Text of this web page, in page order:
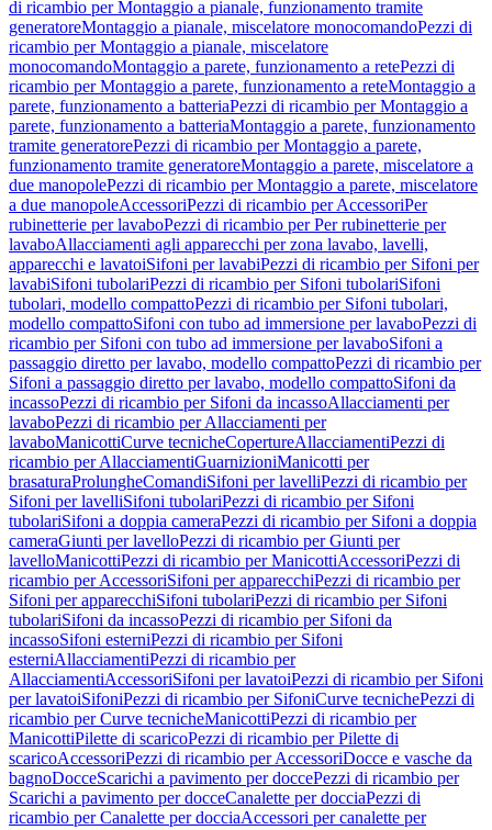
di ricambio per Montaggio a pianale, funzionamento tramite
generatoreMontaggio a pianale, miscelatore monocomandoPezzi di
ricambio per Montaggio a pianale, miscelatore
monocomandoMontaggio a parete, funzionamento a retePezzi di
ricambio per Montaggio a parete, funzionamento a reteMontaggio a
parete, funzionamento a batteriaPezzi di ricambio per Montaggio a
parete, funzionamento a batteriaMontaggio a parete, funzionamento
tramite generatorePezzi di ricambio per Montaggio a parete,
funzionamento tramite generatoreMontaggio a parete, miscelatore a
due manopolePezzi di ricambio per Montaggio a parete, miscelatore
a due manopoleAccessoriPezzi di ricambio per AccessoriPer
rubinetterie per lavaboPezzi di ricambio per Per rubinetterie per
lavaboAllacciamenti agli apparecchi per zona lavabo, lavelli,
apparecchi e lavatoiSifoni per lavabiPezzi di ricambio per Sifoni per
lavabiSifoni tubolariPezzi di ricambio per Sifoni tubolariSifoni
tubolari, modello compattoPezzi di ricambio per Sifoni tubolari,
modello compattoSifoni con tubo ad immersione per lavaboPezzi di
ricambio per Sifoni con tubo ad immersione per lavaboSifoni a
passaggio diretto per lavabo, modello compattoPezzi di ricambio per
Sifoni a passaggio diretto per lavabo, modello compattoSifoni da
incassoPezzi di ricambio per Sifoni da incassoAllacciamenti per
lavaboPezzi di ricambio per Allacciamenti per
lavaboManicottiCurve tecnicheCopertureAllacciamentiPezzi di
ricambio per AllacciamentiGuarnizioniManicotti per
brasaturaProlungheComandiSifoni per lavelliPezzi di ricambio per
Sifoni per lavelliSifoni tubolariPezzi di ricambio per Sifoni
tubolariSifoni a doppia cameraPezzi di ricambio per Sifoni a doppia
cameraGiunti per lavelloPezzi di ricambio per Giunti per
lavelloManicottiPezzi di ricambio per ManicottiAccessoriPezzi di
ricambio per AccessoriSifoni per apparecchiPezzi di ricambio per
Sifoni per apparecchiSifoni tubolariPezzi di ricambio per Sifoni
tubolariSifoni da incassoPezzi di ricambio per Sifoni da
incassoSifoni esterniPezzi di ricambio per Sifoni
esterniAllacciamentiPezzi di ricambio per
AllacciamentiAccessoriSifoni per lavatoiPezzi di ricambio per Sifoni
per lavatoiSifoniPezzi di ricambio per SifoniCurve tecnichePezzi di
ricambio per Curve tecnicheManicottiPezzi di ricambio per
ManicottiPilette di scaricoPezzi di ricambio per Pilette di
scaricoAccessoriPezzi di ricambio per AccessoriDocce e vasche da
bagnoDocceScarichi a pavimento per doccePezzi di ricambio per
Scarichi a pavimento per docceCanalette per docciaPezzi di
ricambio per Canalette per docciaAccessori per canalette per